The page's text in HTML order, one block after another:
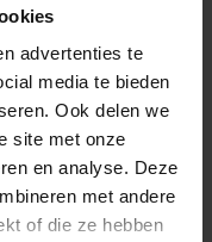
advertenties te
media te bieden
Ook delen we
site met onze
en analyse. Deze
met andere
of die ze hebben